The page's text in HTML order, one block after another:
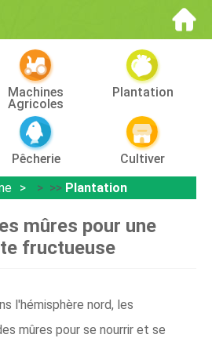
Machines
Agricoles
Plantation
Pêcherie
Cultiver
> >> Plantation
mûres pour une
fructueuse
l'hémisphère nord, les
mûres pour se nourrir et se